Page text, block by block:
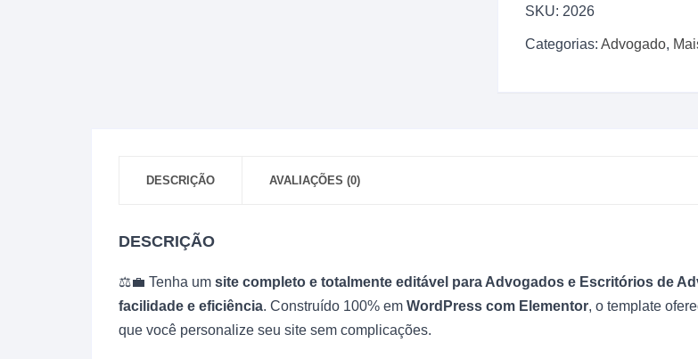
Para
Advogados
Elementor
SKU: 2026
Categorias: Advogado,
DESCRIÇÃO AVALIAÇÕES (0)
DESCRIÇÃO
⚖️💼 Tenha um site completo e totalmente editável para Advogados e Escritórios de
facilidade e eficiência. Construído 100% em WordPress com Elementor, o template
que você personalize seu site sem complicações.